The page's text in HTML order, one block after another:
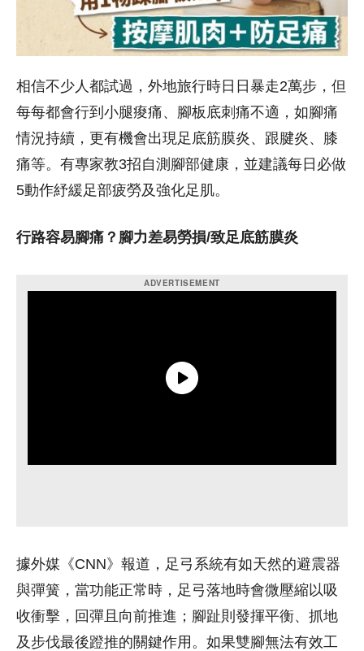
相信不少人都試過，外地旅行時日日暴走2萬步，但
每每都會行到小腿痠痛、腳板底刺痛不適，如腳痛
情況持續，更有機會出現足底筋膜炎、跟腱炎、膝
痛等。有專家教3招自測腳部健康，並建議每日必做
5動作紓緩足部疲勞及強化足肌。
行路容易腳痛？腳力差易勞損/致足底筋膜炎
據外媒《CNN》報道，足弓系統有如天然的避震器
與彈簧，當功能正常時，足弓落地時會微壓縮以吸
收衝擊，回彈且向前推進；腳趾則發揮平衡、抓地
及步伐最後蹬推的關鍵作用。如果雙腳無法有效工